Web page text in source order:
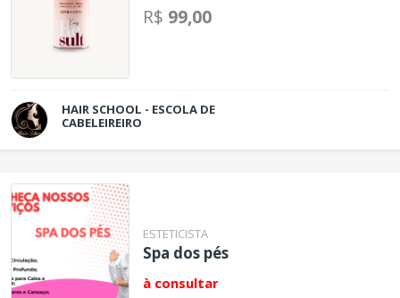
R$ 99,00
HAIR SCHOOL - ESCOLA DE
CABELEIREIRO
ESTETICISTA
Spa dos pés
à consultar